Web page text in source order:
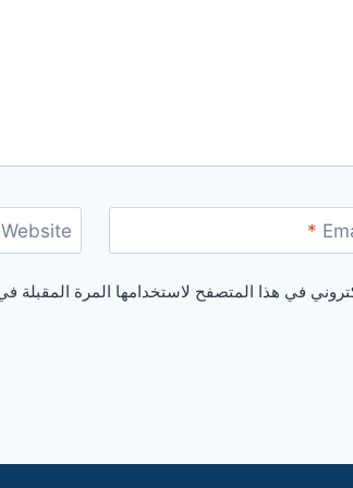
*
Website
في هذا المتصفح لاستخدامها المرة المقبلة